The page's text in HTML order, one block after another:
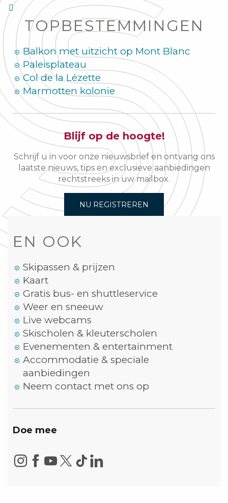
TOPBESTEMMINGEN
Balkon met uitzicht op Mont Blanc
Paleisplateau
Col de la Lézette
Marmotten kolonie
Blijf op de hoogte!
Schrijf u in voor onze nieuwsbrief en ontvang ons
laatste nieuws, tips en exclusieve aanbiedingen
rechtstreeks in uw mailbox.
NU REGISTREREN
EN OOK
Skipassen & prijzen
Kaart
Gratis bus- en shuttleservice
Weer en sneeuw
Live webcams
Skischolen & kleuterscholen
Evenementen & entertainment
Accommodatie & speciale
aanbiedingen
Neem contact met ons op
Doe mee